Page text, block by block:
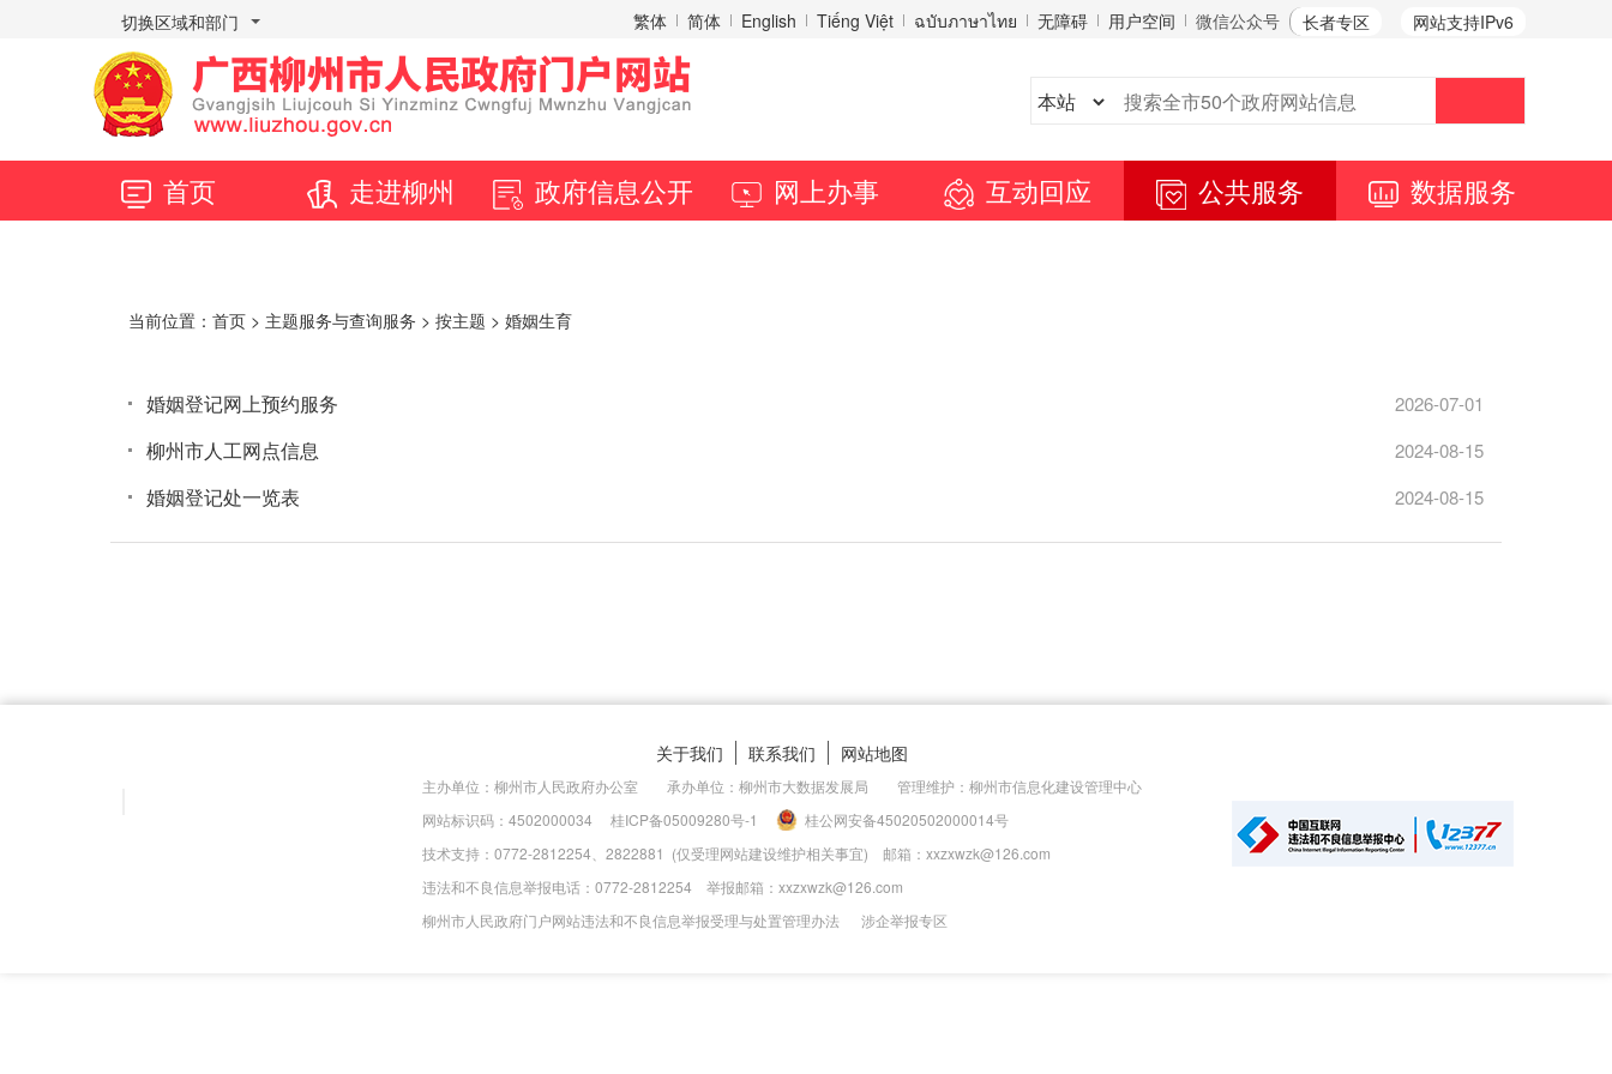
切换区域和部门 网站支持IPv6
繁体 简体 English Tiếng Việt ฉบับภาษาไทย 无障碍 用户空间 微信公众号 长者专区
首页 走进柳州 政府信息公开 网上办事 互动回应 公共服务 数据服务
当前位置： 首页 > 主题服务与查询服务 > 按主题 > 婚姻生育
婚姻登记网上预约服务 2026-07-01
柳州市人工网点信息 2024-08-15
婚姻登记处一览表 2024-08-15
关于我们 联系我们 网站地图
主办单位：柳州市人民政府办公室 承办单位：柳州市大数据发展局 管理维护：柳州市信息化建设管理中心
网站标识码：4502000034
桂ICP备05009280号-1
桂公网安备45020502000014号
技术支持：0772-2812254、2822881 (仅受理网站建设维护相关事宜) 邮箱：xxzxwzk@126.com
违法和不良信息举报电话：0772-2812254 举报邮箱：xxzxwzk@126.com
柳州市人民政府门户网站违法和不良信息举报受理与处置管理办法
涉企举报专区